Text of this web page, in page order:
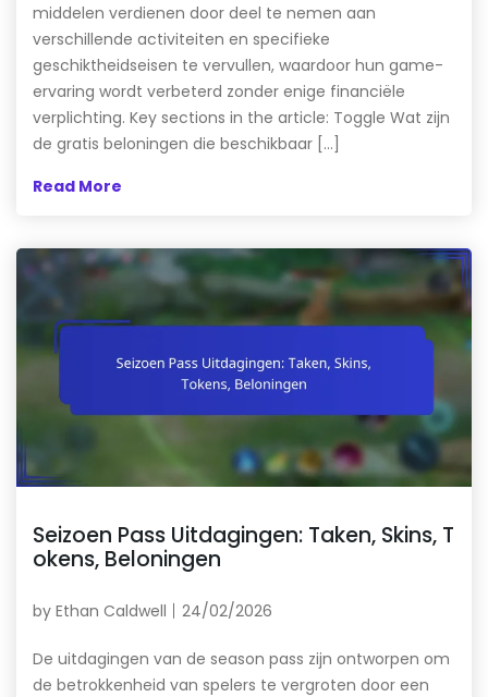
middelen verdienen door deel te nemen aan
verschillende activiteiten en specifieke
geschiktheidseisen te vervullen, waardoor hun game-
ervaring wordt verbeterd zonder enige financiële
verplichting. Key sections in the article: Toggle Wat zijn
de gratis beloningen die beschikbaar […]
Read More
Seizoen Pass Uitdagingen: Taken, Skins, T
okens, Beloningen
by Ethan Caldwell 24/02/2026
De uitdagingen van de season pass zijn ontworpen om
de betrokkenheid van spelers te vergroten door een